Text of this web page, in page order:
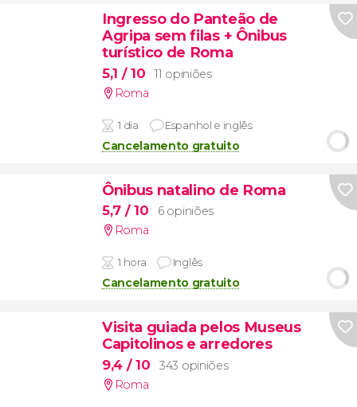
Ingresso do Panteão de
Agripa sem filas + Ônibus
turístico de Roma
5,1 / 10
11 opiniões
Roma
1 dia Espanhol e inglês
Cancelamento gratuito
Ônibus natalino de Roma
5,7 / 10
6 opiniões
Roma
1 hora Inglês
Cancelamento gratuito
Visita guiada pelos Museus
Capitolinos e arredores
9,4 / 10
343 opiniões
Roma